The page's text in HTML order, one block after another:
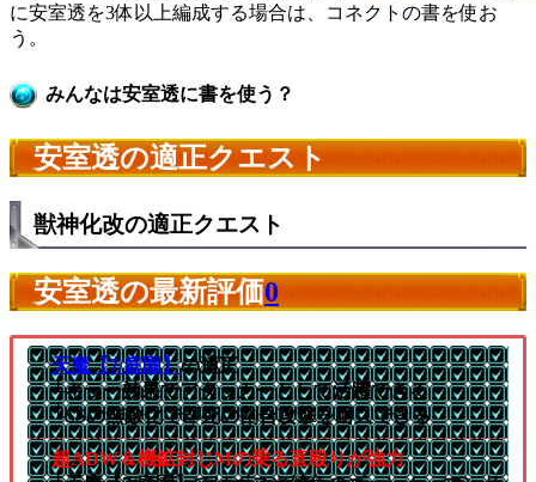
に安室透を3体以上編成する場合は、コネクトの書を使お
う。
みんなは安室透に書を使う？
安室透の適正クエスト
獣神化改の適正クエスト
安室透の最新評価0
天魔【7/庭園】の適正
└キラー効果でアタッカーとして活躍できる
└SSの無敵化で即死の割合攻撃を耐久できる
超ADW＆機鉱封じMの乗る直殴りが強力